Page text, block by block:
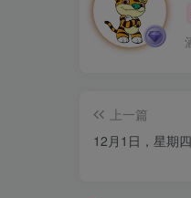
上一篇
12月1日，星期